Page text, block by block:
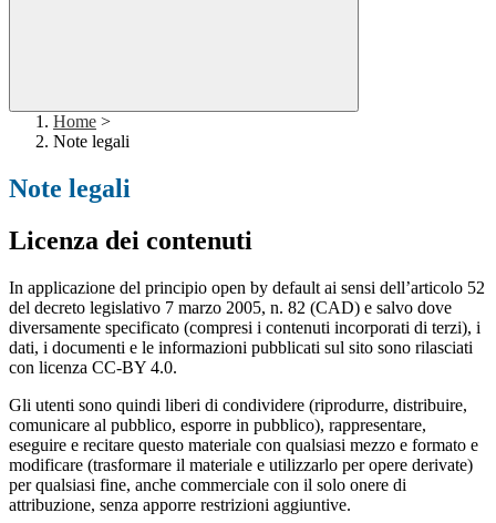
Home >
Note legali
Note legali
Licenza dei contenuti
In applicazione del principio open by default ai sensi dell’articolo 52
del decreto legislativo 7 marzo 2005, n. 82 (CAD) e salvo dove
diversamente specificato (compresi i contenuti incorporati di terzi), i
dati, i documenti e le informazioni pubblicati sul sito sono rilasciati
con licenza CC-BY 4.0.
Gli utenti sono quindi liberi di condividere (riprodurre, distribuire,
comunicare al pubblico, esporre in pubblico), rappresentare,
eseguire e recitare questo materiale con qualsiasi mezzo e formato e
modificare (trasformare il materiale e utilizzarlo per opere derivate)
per qualsiasi fine, anche commerciale con il solo onere di
attribuzione, senza apporre restrizioni aggiuntive.